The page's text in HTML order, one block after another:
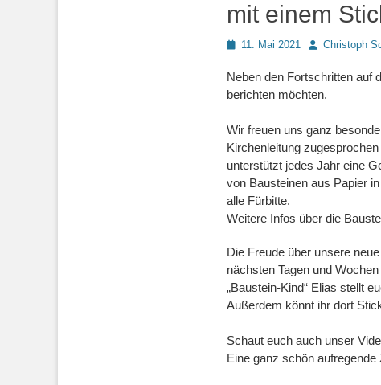
mit einem
Posted11. Mai 2021 AutorChristoph
Neben den Fortschritten auf
berichten möchten.
Wir freuen uns ganz
Kirchenleitung
unterstützt jedes Jahr eine
von Bausteinen aus Papier
alle Fürbitte.
Weitere Infos über die
Die Freude über unsere
nächsten Tagen und
„Baustein-Kind“ Elias stellt
Außerdem könnt ihr dort
Schaut euch auch unser
Eine ganz schön